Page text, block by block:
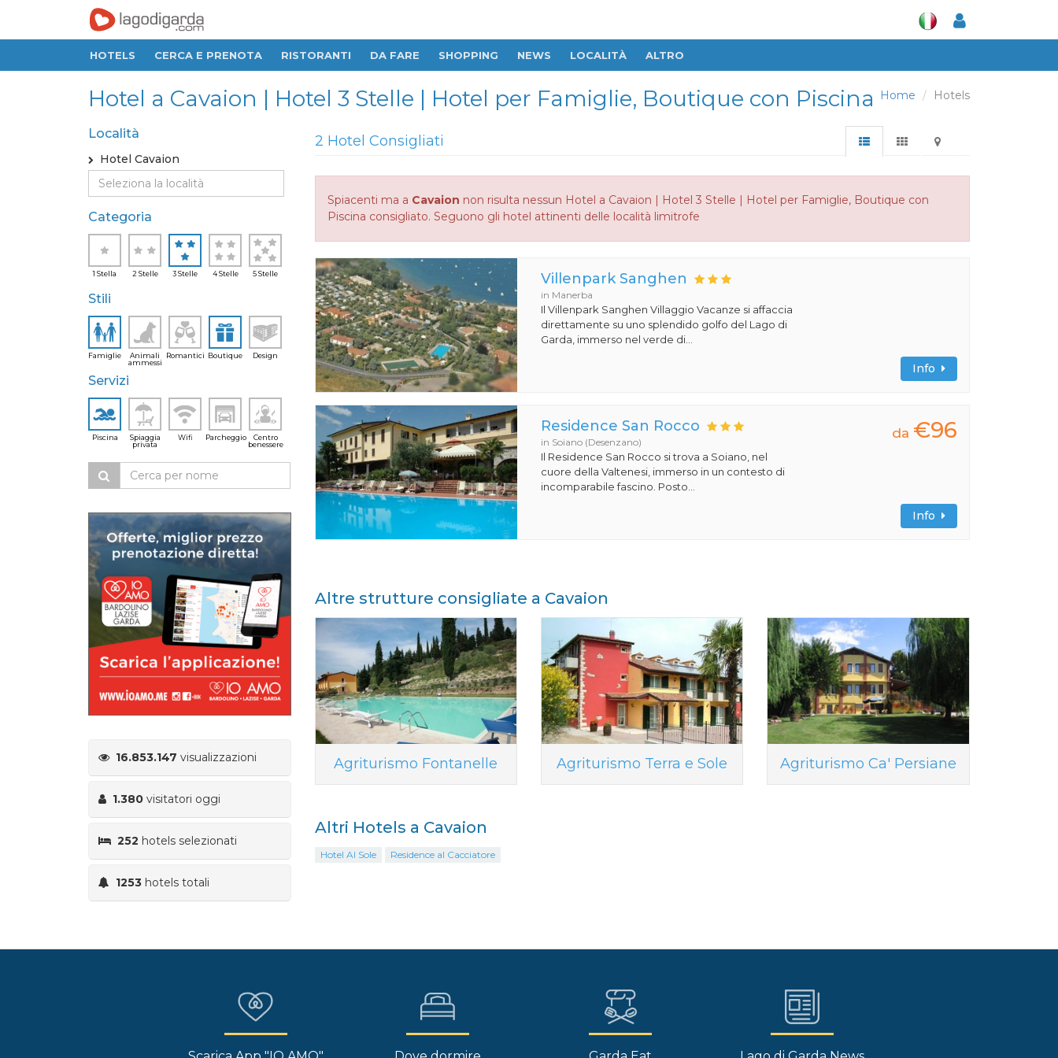
HOTELS CERCA E PRENOTA RISTORANTI DA FARE SHOPPING NEWS LOCALITÀ ALTRO
Home Hotels
Hotel a Cavaion | Hotel 3 Stelle | Hotel per Famiglie, Boutique con Piscina
Località
Hotel Cavaion
Categoria
1 Stella 2 Stelle 3 Stelle 4 Stelle 5 Stelle
Stili
Famiglie
Animali
ammessi
Romantici Boutique Design
Servizi
Piscina
Spiaggia
privata
Wifi Parcheggio
Centro
benessere
16.853.147 visualizzazioni
1.380 visitatori oggi
252 hotels selezionati
1253 hotels totali
2 Hotel Consigliati
Spiacenti ma a Cavaion non risulta nessun Hotel a Cavaion | Hotel 3 Stelle | Hotel per Famiglie, Boutique con
Piscina consigliato. Seguono gli hotel attinenti delle località limitrofe
Villenpark Sanghen
in Manerba
Il Villenpark Sanghen Villaggio Vacanze si affaccia
direttamente su uno splendido golfo del Lago di
Garda, immerso nel verde di...
Info
Residence San Rocco
in Soiano (Desenzano)
Il Residence San Rocco si trova a Soiano, nel
cuore della Valtenesi, immerso in un contesto di
incomparabile fascino. Posto...
da €96
Info
Altre strutture consigliate a Cavaion
Agriturismo Fontanelle Agriturismo Terra e Sole Agriturismo Ca' Persiane
Altri Hotels a Cavaion
Hotel Al Sole Residence al Cacciatore